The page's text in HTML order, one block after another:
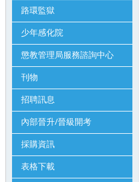
路環監獄
少年感化院
懲教管理局服務諮詢中心
刊物
招聘訊息
內部晉升/晉級開考
採購資訊
表格下載